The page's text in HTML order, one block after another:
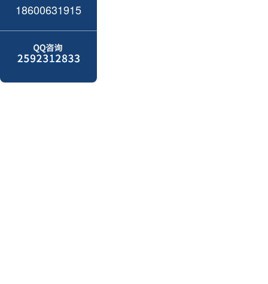
18600631915